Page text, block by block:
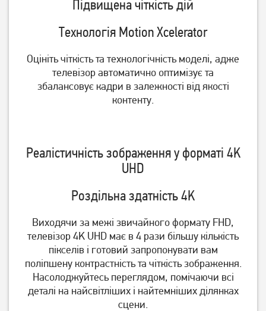
32HGN18ST2 Smart TV WiFi
43FGN18ST2 Smart TV WiFi
(Офіційний GOOGLE)
11 689
9 349
Підвищена чіткість дій
Технологія Motion Xcelerator
Оцініть чіткість та технологічність моделі, адже
телевізор автоматично оптимізує та
збалансовує кадри в залежності від якості
контенту.
Реалістичність зображення у форматі 4K
UHD
Роздільна здатність 4K
Виходячи за межі звичайного формату FHD,
телевізор 4K UHD має в 4 рази більшу кількість
пікселів і готовий запропонувати вам
поліпшену контрастність та чіткість зображення.
Насолоджуйтесь переглядом, помічаючи всі
деталі на найсвітліших і найтемніших ділянках
сцени.